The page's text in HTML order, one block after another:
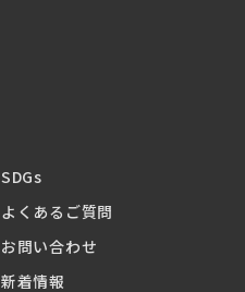
SDGs
よくあるご質問
お問い合わせ
新着情報